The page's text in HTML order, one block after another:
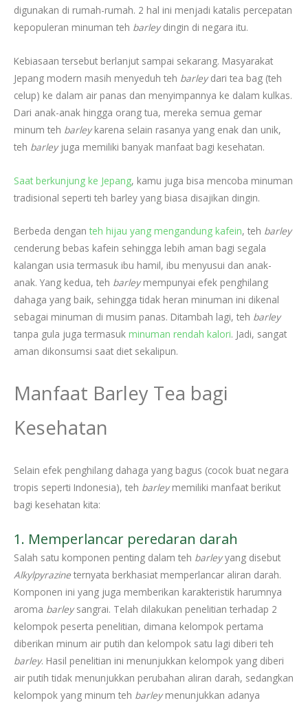
digunakan di rumah-rumah. 2 hal ini menjadi katalis percepatan
kepopuleran minuman teh barleydingin di negara itu.
Kebiasaan tersebut berlanjut sampai sekarang. Masyarakat
Jepang modern masih menyeduh teh barleydari tea bag (teh
celup) ke dalam air panas dan menyimpannya ke dalam kulkas.
Dari anak-anak hingga orang tua, mereka semua gemar
minum teh barleykarena selain rasanya yang enak dan unik,
teh barleyjuga memiliki banyak manfaat bagi kesehatan.
Saat berkunjung ke Jepang, kamu juga bisa mencoba minuman
tradisional seperti teh barley yang biasa disajikan dingin.
Berbeda dengan teh hijau yang mengandung kafein, teh barley
cenderung bebas kafein sehingga lebih aman bagi segala
kalangan usia termasuk ibu hamil, ibu menyusui dan anak-
anak. Yang kedua, teh barleymempunyai efek penghilang
dahaga yang baik, sehingga tidak heran minuman ini dikenal
sebagai minuman di musim panas. Ditambah lagi, teh barley
tanpa gula juga termasuk minuman rendah kalori. Jadi, sangat
aman dikonsumsi saat diet sekalipun.
Manfaat Barley Tea bagi
Kesehatan
Selain efek penghilang dahaga yang bagus (cocok buat negara
tropis seperti Indonesia), teh barleymemiliki manfaat berikut
bagi kesehatan kita:
1. Memperlancar peredaran darah
Salah satu komponen penting dalam teh barleyyang disebut
Alkylpyrazine ternyata berkhasiat memperlancar aliran darah.
Komponen ini yang juga memberikan karakteristik harumnya
aroma barleysangrai. Telah dilakukan penelitian terhadap 2
kelompok peserta penelitian, dimana kelompok pertama
diberikan minum air putih dan kelompok satu lagi diberi teh
barley. Hasil penelitian ini menunjukkan kelompok yang diberi
air putih tidak menunjukkan perubahan aliran darah, sedangkan
kelompok yang minum teh barleymenunjukkan adanya